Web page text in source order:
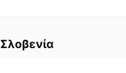
Σλοβενία